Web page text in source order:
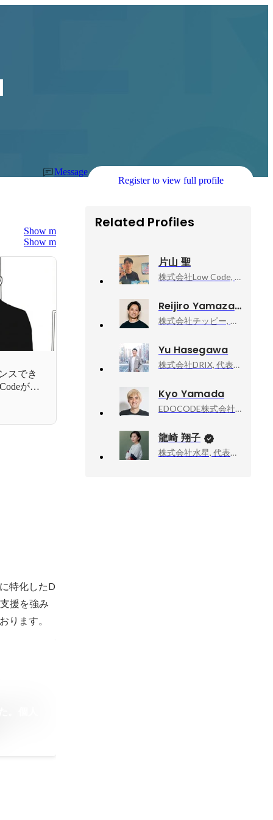
Message
Register to view full profile
Show more
Show more
スでき
が目
特化したD
援を強み
ります。
Related Profiles
片山 聖
株式会社Low Code, アダプションサービス事業部
Reijiro Yamazaki
株式会社チッピー, 代表取締役
Yu Hasegawa
株式会社DRIX, 代表取締役CEO
Kyo Yamada
EDOCODE株式会社, 取締役
龍崎 翔子
株式会社水星, 代表取締役